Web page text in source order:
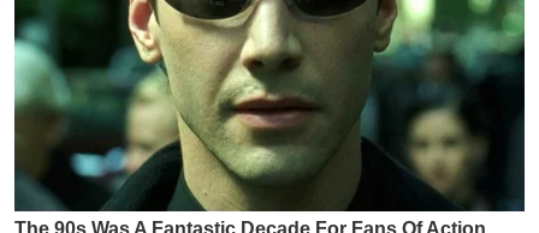
ल
श
ख्सि
यं
ग